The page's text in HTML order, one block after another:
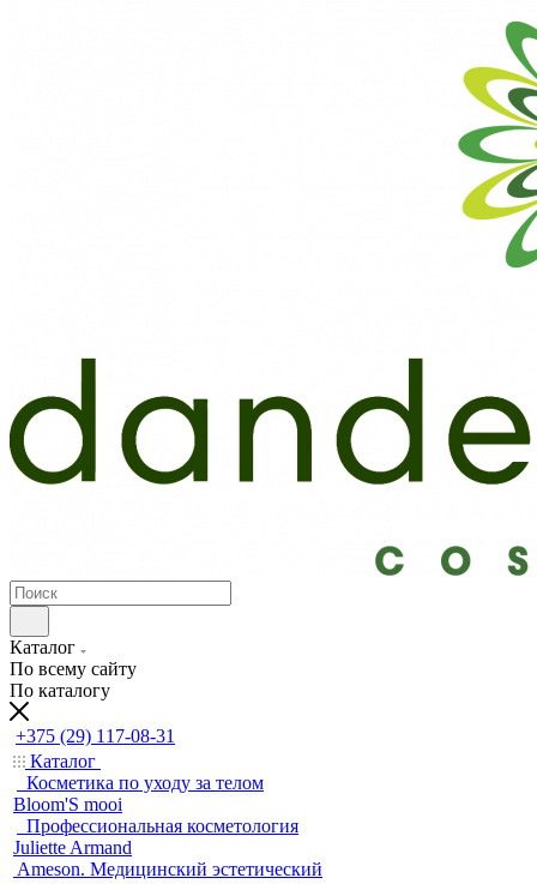
Каталог
По всему сайту
По каталогу
+375 (29) 117-08-31
Каталог
Косметика по уходу за телом
Bloom'S mooi
Профессиональная косметология
Juliette Armand
Ameson. Медицинский эстетический